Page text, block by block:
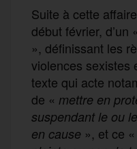
Suite à cette
début février, d’un
», définissant les
violences sexistes
texte qui acte
de « mettre en
suspendant le ou
en cause », et ce «